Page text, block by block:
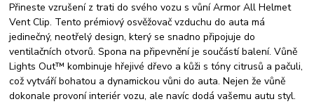
Přineste vzrušení z trati do svého vozu s vůní Armor All Helmet
Vent Clip. Tento prémiový osvěžovač vzduchu do auta má
jedinečný, neotřelý design, který se snadno připojuje do
ventilačních otvorů. Spona na připevnění je součástí balení. Vůně
Lights Out™ kombinuje hřejivé dřevo a kůži s tóny citrusů a pačuli,
což vytváří bohatou a dynamickou vůni do auta. Nejen že vůně
dokonale provoní interiér vozu, ale navíc dodá vašemu autu styl.